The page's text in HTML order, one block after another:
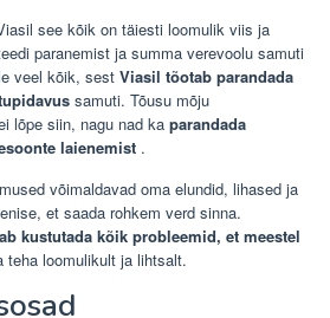
see kõik on täiesti loomulik viis ja
paranemist ja summa verevoolu samuti
veel kõik, sest Viasil tõotab parandada
samuti. Tõusu mõju
lõpe siin, nagu nad ka parandada
laienemist .
võimaldavad oma elundid, lihased ja
et saada rohkem verd sinna.
kustutada kõik probleemid, et meestel
teha loomulikult ja lihtsalt.